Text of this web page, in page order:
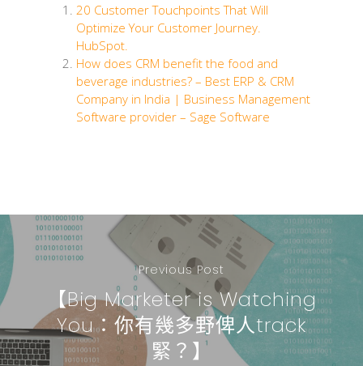
20 Customer Touchpoints That Will
Optimize Your Customer Journey.
HubSpot.
How does CRM benefit the food and
beverage industries? – Best ERP & CRM
Company in India | Business Management
Software provider – Sage Software
Previous Post
【Big Marketer is Watching
You：你有幾多野俾人track
緊？】